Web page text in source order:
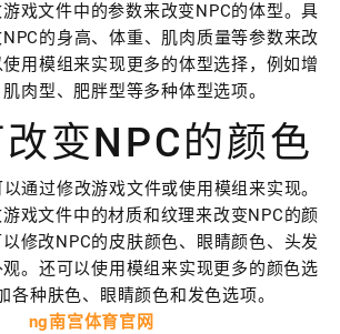
戏文件中的参数来改变NPC的体型。具
的身高、体重、肌肉质量等参数来改
用模组来实现更多的体型选择，例如增
肉型、肥胖型等多种体型选项。
变NPC的颜色
通过修改游戏文件或使用模组来实现。
戏文件中的材质和纹理来改变NPC的颜
修改NPC的皮肤颜色、眼睛颜色、头发
。还可以使用模组来实现更多的颜色选
各种肤色、眼睛颜色和发色选项。
ng南宫体育官网